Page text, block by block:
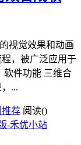
视觉效果和动画
，被广泛应用于
软件功能 三维合
...
荐 阅读()